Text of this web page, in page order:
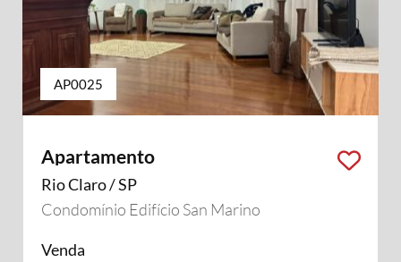
AP0025
Apartamento
Rio Claro / SP
Condomínio Edifício San Marino
Venda